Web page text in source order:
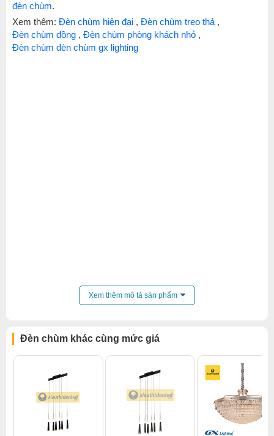
đèn chùm.
Xem thêm: Đèn chùm hiện đại , Đèn chùm treo thả ,
Đèn chùm đồng , Đèn chùm phòng khách nhỏ ,
Đèn chùm đèn chùm gx lighting
Xem thêm mô tả sản phẩm
Đèn chùm khác cùng mức giá